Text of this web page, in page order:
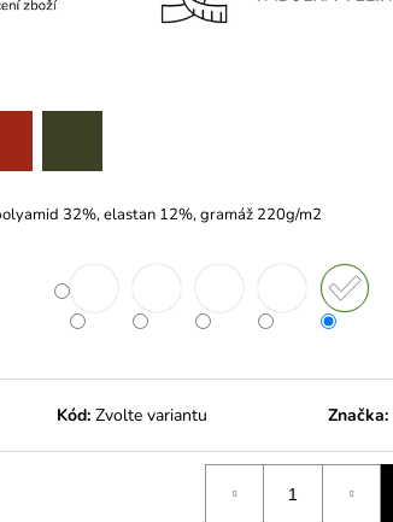
32%, elastan 12%, gramáž 220g/m2
Kód: Zvolte variantu Značka: